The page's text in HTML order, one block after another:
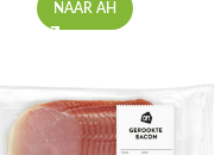
NAAR AH